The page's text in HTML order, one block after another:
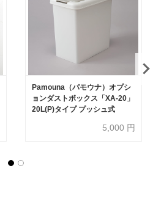
Pamouna（パモウナ）オプシ
ョンダストボックス「XA-20」
20L(P)タイプ プッシュ式
5,000 円